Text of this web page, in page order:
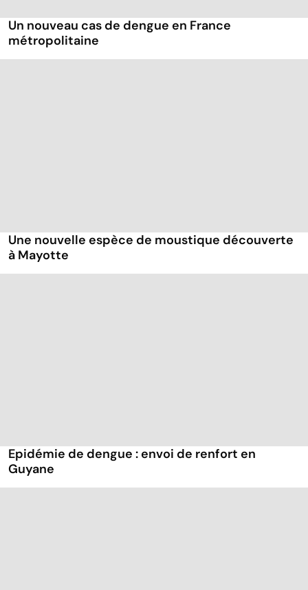
Un nouveau cas de dengue en France
métropolitaine
Une nouvelle espèce de moustique découverte
à Mayotte
Epidémie de dengue : envoi de renfort en
Guyane